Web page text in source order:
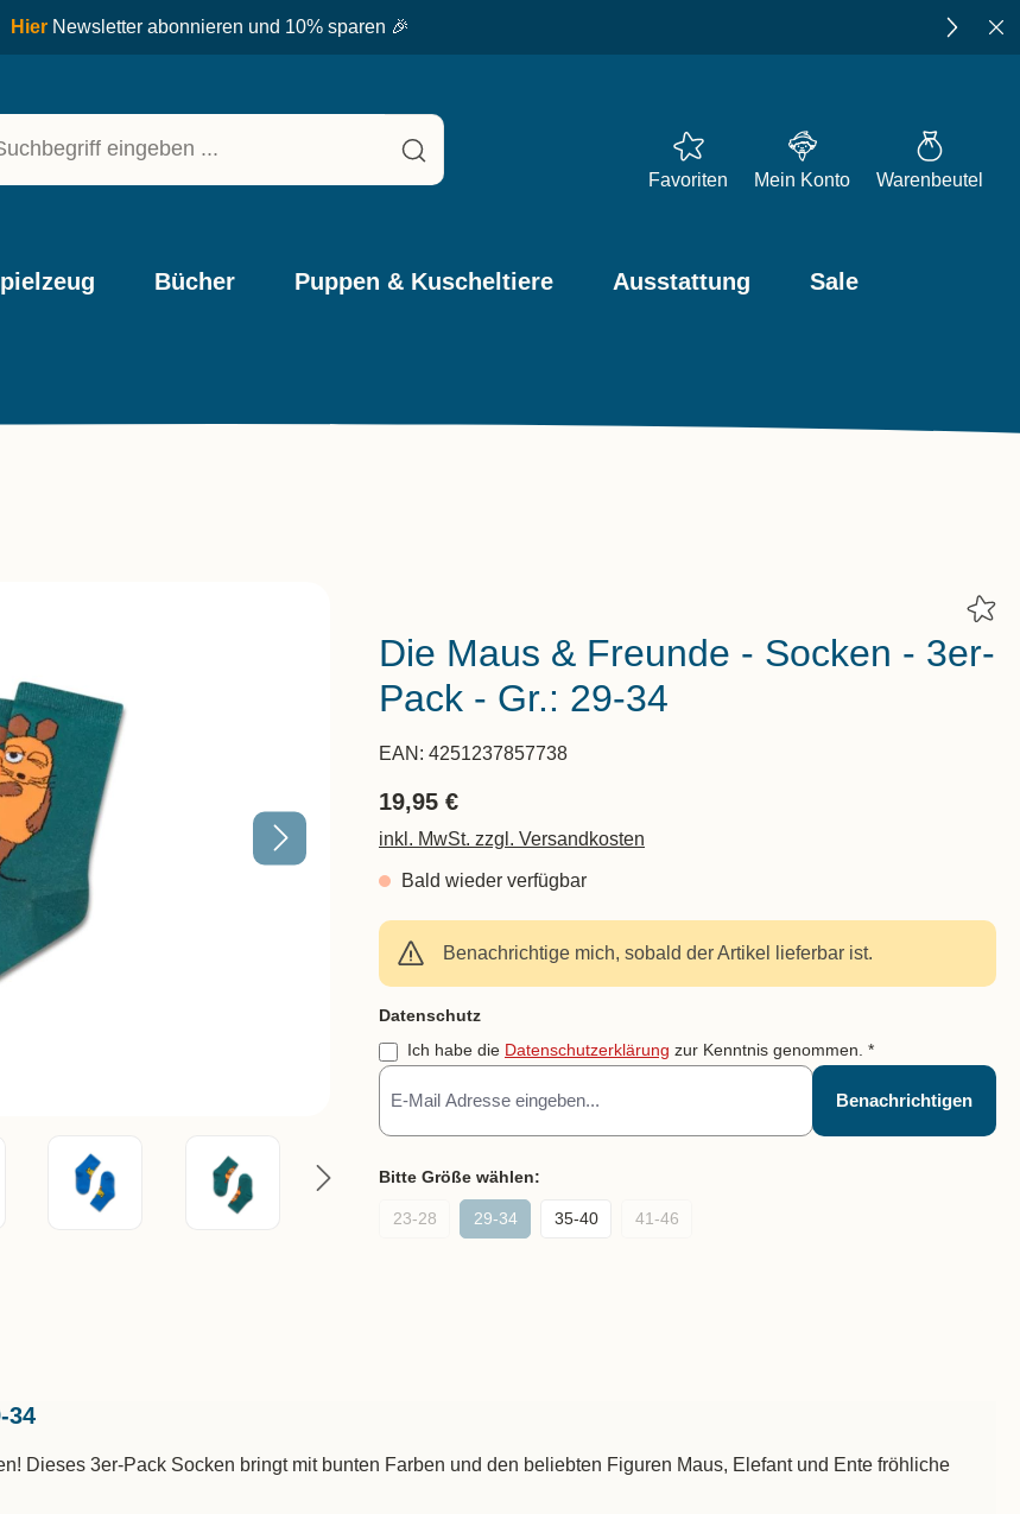
bei Trusted Shops
Favoriten Mein Konto Warenbeutel
Bücher Puppen & Kuscheltiere Ausstattung Sale
Die Maus & Freunde - Socken - 3er-
Pack - Gr.: 29-34
EAN: 4251237857738
19,95 €
inkl. MwSt. zzgl. Versandkosten
Bald wieder verfügbar
Benachrichtige mich, sobald der Artikel lieferbar ist.
Feld nicht ausfüllen(Spam Schutz)
Datenschutz
Ich habe die Datenschutzerklärung zur Kenntnis genommen. *
Benachrichtigen
Bitte Größe wählen:
23-28 29-34 35-40 41-46
34
Dieses 3er-Pack Socken bringt mit bunten Farben und den beliebten Figuren Maus, Elefant und Ente fröhliche